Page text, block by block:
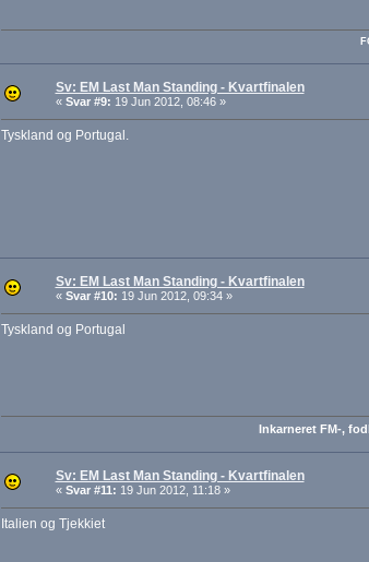
Sv: EM Last Man Standing - Kvartfinalen
« Svar #9: 19 Jun 2012, 08:46 »
Tyskland og Portugal.
Sv: EM Last Man Standing - Kvartfinalen
« Svar #10: 19 Jun 2012, 09:34 »
Tyskland og Portugal
Inkarneret FM-,
Sv: EM Last Man Standing - Kvartfinalen
« Svar #11: 19 Jun 2012, 11:18 »
Italien og Tjekkiet